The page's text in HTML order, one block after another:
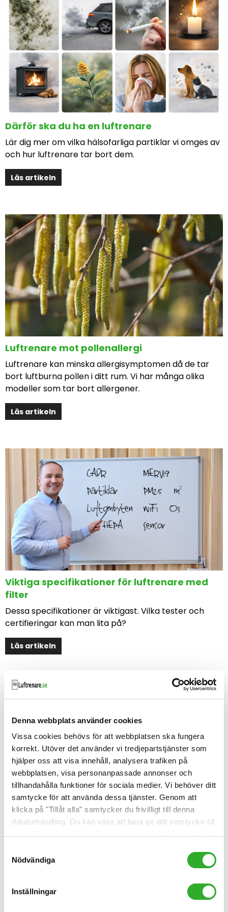
Denna webbplats använder cookies
Vissa cookies behövs för att webbplatsen ska fungera
korrekt. Utöver det använder vi tredjepartstjänster som
hjälper oss att visa innehåll, analysera trafiken på
webbplatsen, visa personanpassade annonser och
tillhandahålla funktioner för sociala medier. Vi behöver ditt
samtycke för att använda dessa tjänster. Genom att
klicka på "Tillåt alla" samtycker du frivilligt till denna
databehandling. Du kan välja att bara ge ditt samtycke till
Nödvändiga
Inställningar
Därför ska du ha en luftrenare
Lär dig mer om vilka hälsofarliga partiklar vi omges av
och hur luftrenare tar bort dem.
Läs artikeln
Luftrenare mot pollenallergi
Luftrenare kan minska allergisymptomen då de tar
bort luftburna pollen i ditt rum. Vi har många olika
modeller som tar bort allergener.
Läs artikeln
Viktiga specifikationer för luftrenare med
filter
Dessa specifikationer är viktigast. Vilka tester och
certifieringar kan man lita på?
Läs artikeln
Luftrenare mot röklukt